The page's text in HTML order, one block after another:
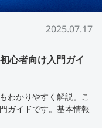
2025.07.17
心者向け入門ガイ
わかりやすく解説。こ
ガイドです。基本情報